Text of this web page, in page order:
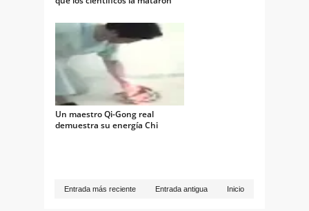
Un maestro Qi-Gong real
demuestra su energía Chi
Entrada más reciente Entrada antigua Inicio